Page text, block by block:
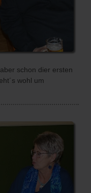
schon dier ersten
wohl um